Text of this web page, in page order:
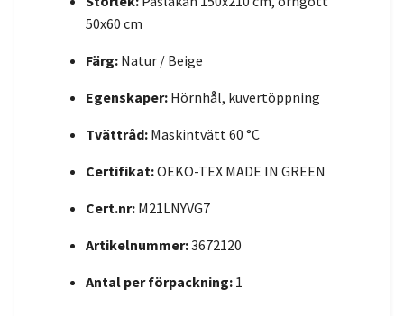
50x60 cm
Färg: Natur / Beige
Egenskaper: Hörnhål, kuvertöppning
Tvättråd: Maskintvätt 60 °C
Certifikat:OEKO-TEX MADE IN GREEN
Cert.nr: M21LNYVG7
Artikelnummer:3672120
Antal per förpackning: 1